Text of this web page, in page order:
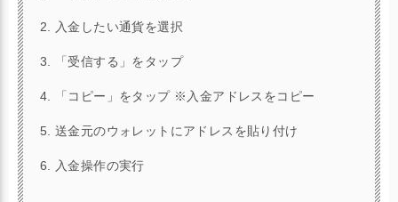
入金したい通貨を選択
「受信する」をタップ
「コピー」をタップ ※入金アドレスをコピー
送金元のウォレットにアドレスを貼り付け
入金操作の実行